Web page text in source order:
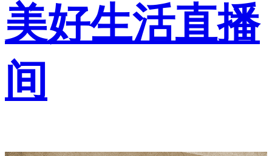
美好生活直播
间